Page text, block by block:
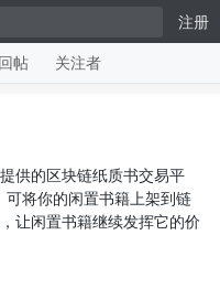
注册
帖 关注者
供的区块链纸质书交易平
将你的闲置书籍上架到链
让闲置书籍继续发挥它的价